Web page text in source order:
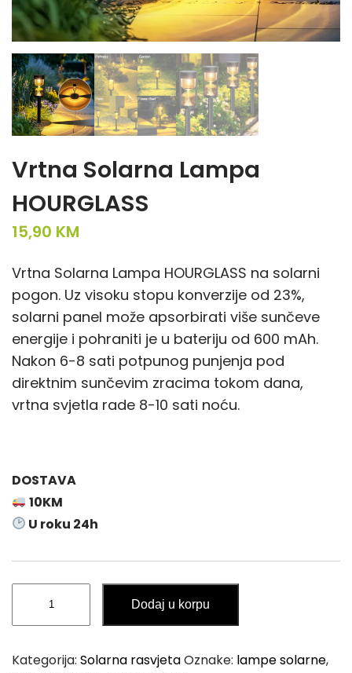
Vrtna Solarna Lampa
HOURGLASS
15,90 KM
Vrtna Solarna Lampa HOURGLASS na solarni
pogon. Uz visoku stopu konverzije od 23%,
solarni panel može apsorbirati više sunčeve
energije i pohraniti je u bateriju od 600 mAh.
Nakon 6-8 sati potpunog punjenja pod
direktnim sunčevim zracima tokom dana,
vrtna svjetla rade 8-10 sati noću.
DOSTAVA
10KM
U roku 24h
Solarna
Lampa
količina
Dodaj u korpu
Kategorija: Solarna rasvjetaOznake: lampe solarne,